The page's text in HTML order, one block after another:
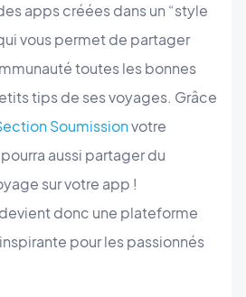
apps créées dans un “style
vous permet de partager
toutes les bonnes
tips de ses voyages. Grâce
Soumissionvotre
aussi partager du
sur votre app !
donc une plateforme
pour les passionnés